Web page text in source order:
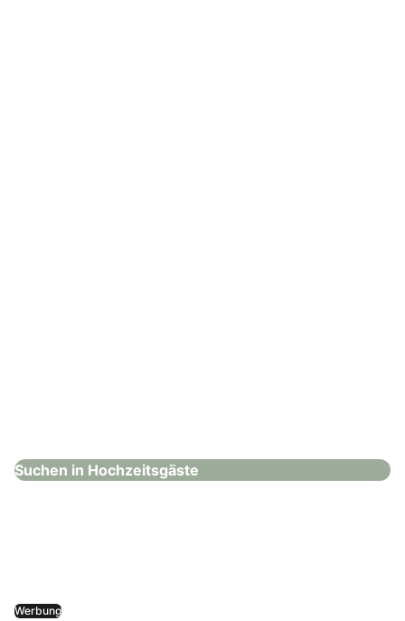
Suchen in Hochzeitsgäste
Werbung